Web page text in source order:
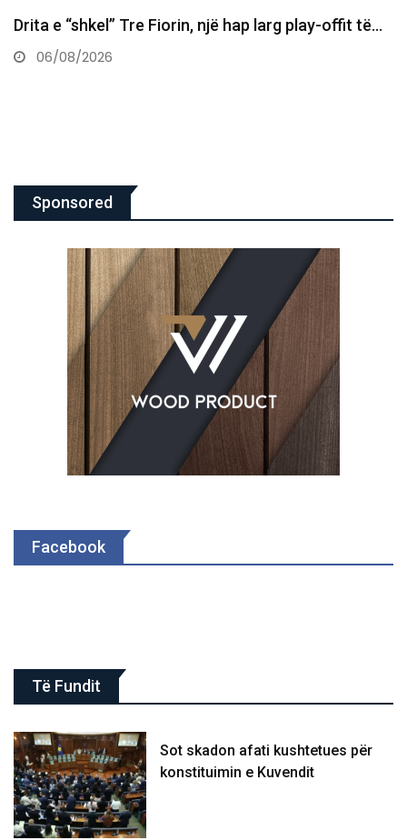
Daut Haradinaj Kurtit: Sa mirë po të sheh kombi në…
06/08/2026
Sponsored
Facebook
Të Fundit
Sot skadon afati kushtetues për
konstituimin e Kuvendit